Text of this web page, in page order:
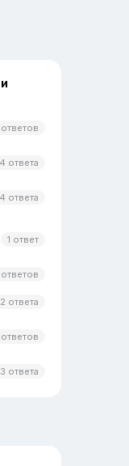
ответов
4 ответа
4 ответа
1 ответ
ответов
2 ответа
3 ответа